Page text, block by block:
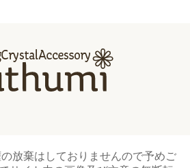
放棄はしておりませんので予めご